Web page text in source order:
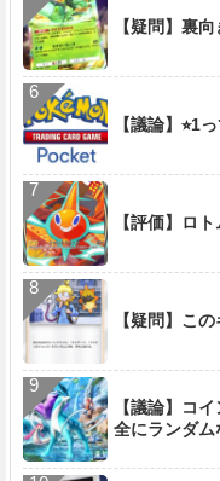
【疑問】裏
【議論】⭐︎1
【評価】ロ
【疑問】こ
【議論】コ
全にランダ